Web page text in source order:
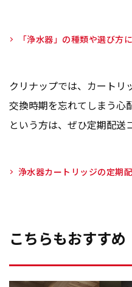
「浄水器」の種類や選び方
クリナップでは、カートリ
交換時期を忘れてしまう心
という方は、ぜひ定期配送
浄水器カートリッジの定期
こちらもおすすめ